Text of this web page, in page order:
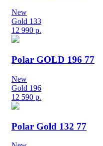
New
Gold 133
12 990 р.
Polar GOLD 196 77
New
Gold 196
12 590 р.
Polar Gold 132 77